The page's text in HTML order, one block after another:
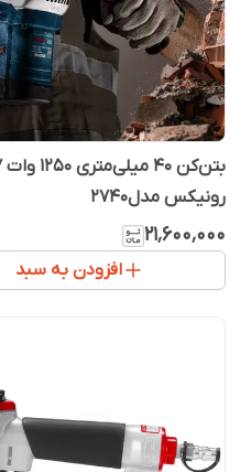
رونیکس مدل2740
۲۱٬۶۰۰٬۰۰۰
افزودن به سبد